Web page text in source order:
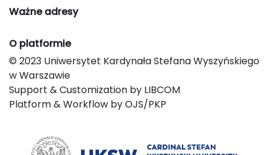
Ważne adresy
O platformie
© 2023 Uniwersytet Kardynała Stefana Wyszyńskiego
w Warszawie
Support & Customization by LIBCOM
Platform & Workflow by OJS/PKP